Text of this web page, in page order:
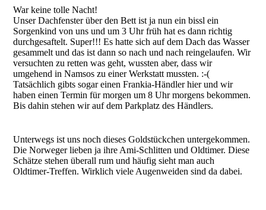
War keine tolle Nacht!
Unser Dachfenster über den Bett ist ja nun ein bissl ein
Sorgenkind von uns und um 3 Uhr früh hat es dann richtig
durchgesaftelt. Super!!! Es hatte sich auf dem Dach das Wasser
gesammelt und das ist dann so nach und nach reingelaufen. Wir
versuchten zu retten was geht, wussten aber, dass wir
umgehend in Namsos zu einer Werkstatt mussten. :-(
Tatsächlich gibts sogar einen Frankia-Händler hier und wir
haben einen Termin für morgen um 8 Uhr morgens bekommen.
Bis dahin stehen wir auf dem Parkplatz des Händlers.
Unterwegs ist uns noch dieses Goldstückchen untergekommen.
Die Norweger lieben ja ihre Ami-Schlitten und Oldtimer. Diese
Schätze stehen überall rum und häufig sieht man auch
Oldtimer-Treffen. Wirklich viele Augenweiden sind da dabei.